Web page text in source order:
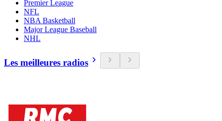
Premier League
NFL
NBA Basketball
Major League Baseball
NHL
Les meilleures radios